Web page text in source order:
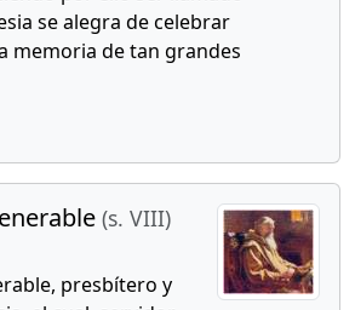
se alegra de celebrar
memoria de tan grandes
(s. VIII)
presbítero y